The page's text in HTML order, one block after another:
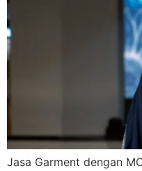
Jasa Garment dengan